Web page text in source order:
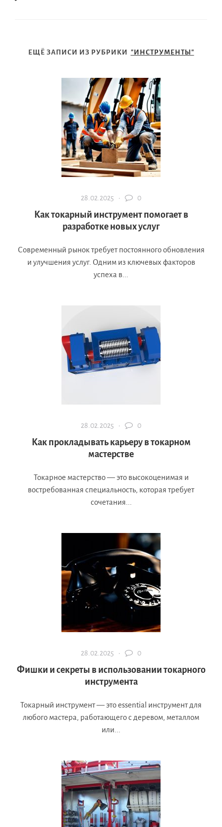
ЕЩЁ ЗАПИСИ ИЗ РУБРИКИ "ИНСТРУМЕНТЫ"
28.02.2025 · 0
Как токарный инструмент помогает в
разработке новых услуг
Современный рынок требует постоянного обновления
и улучшения услуг. Одним из ключевых факторов
успеха в...
28.02.2025 · 0
Как прокладывать карьеру в токарном
мастерстве
Токарное мастерство — это высокоценимая и
востребованная специальность, которая требует
сочетания...
28.02.2025 · 0
Фишки и секреты в использовании токарного
инструмента
Токарный инструмент — это essential инструмент для
любого мастера, работающего с деревом, металлом
или...